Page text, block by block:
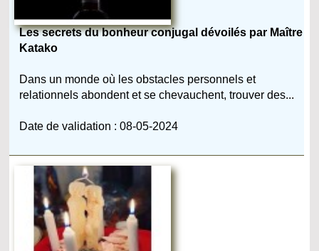
Les secrets du bonheur conjugal dévoilés par Maître
Katako
Dans un monde où les obstacles personnels et
relationnels abondent et se chevauchent, trouver des...
Date de validation : 08-05-2024